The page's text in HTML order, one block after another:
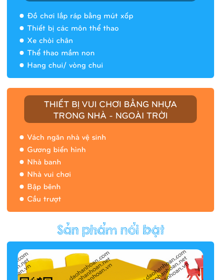
Đồ chơi lắp ráp bằng mút xốp
Thiết bị các môn thể thao
Xe chòi chân
Thể thao mầm non
Hang chui/ vòng chui
THIẾT BỊ VUI CHƠI BẰNG NHỰA
TRONG NHÀ - NGOÀI TRỜI
Vách ngăn nhà vệ sinh
Gương biến hình
Nhà banh
Nhà vui chơi
Bập bênh
Cầu trượt
Nhà banh 9H5408
Hàng rào/nhà banh 9H5412